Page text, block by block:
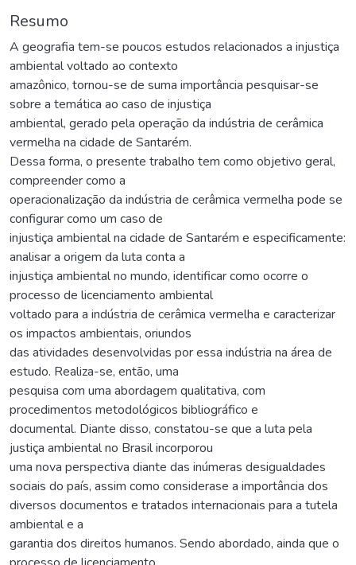
Resumo
A geografia tem-se poucos estudos relacionados a injustiça
ambiental voltado ao contexto
amazônico, tornou-se de suma importância pesquisar-se
sobre a temática ao caso de injustiça
ambiental, gerado pela operação da indústria de cerâmica
vermelha na cidade de Santarém.
Dessa forma, o presente trabalho tem como objetivo geral,
compreender como a
operacionalização da indústria de cerâmica vermelha pode se
configurar como um caso de
injustiça ambiental na cidade de Santarém e especificamente:
analisar a origem da luta conta a
injustiça ambiental no mundo, identificar como ocorre o
processo de licenciamento ambiental
voltado para a indústria de cerâmica vermelha e caracterizar
os impactos ambientais, oriundos
das atividades desenvolvidas por essa indústria na área de
estudo. Realiza-se, então, uma
pesquisa com uma abordagem qualitativa, com
procedimentos metodológicos bibliográfico e
documental. Diante disso, constatou-se que a luta pela
justiça ambiental no Brasil incorporou
uma nova perspectiva diante das inúmeras desigualdades
sociais do país, assim como considerase a importância dos
diversos documentos e tratados internacionais para a tutela
ambiental e a
garantia dos direitos humanos. Sendo abordado, ainda que o